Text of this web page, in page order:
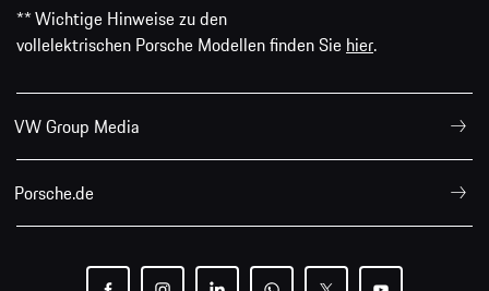
** Wichtige Hinweise zu den
vollelektrischen Porsche Modellen finden Sie hier.
VW Group Media
Porsche.de